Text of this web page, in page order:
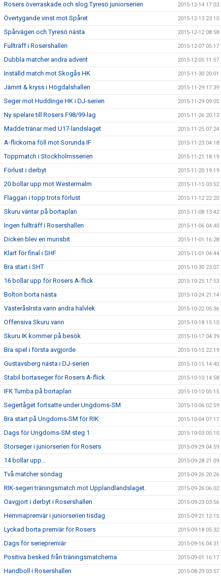
Rosers överraskade och slog Tyresö juniorserien 2015-12-14 17:03
Övertygande vinst mot Spåret 2015-12-13 23:10
Spårvägen och Tyresö nästa 2015-12-12 08:58
Fullträff i Rosershallen 2015-12-07 05:17
Dubbla matcher andra advent 2015-12-05 11:57
Inställd match mot Skogås HK 2015-11-30 20:01
Jämnt & kryss i Högdalshallen 2015-11-29 17:39
Seger mot Huddinge HK i DJ-serien 2015-11-29 09:05
Ny spelare till Rosers F98/99-lag 2015-11-26 20:13
Madde tränar med U17-landslaget 2015-11-25 07:24
A-flickorna föll mot Sorunda IF 2015-11-23 04:18
Toppmatch i Stockholmsserien 2015-11-21 18:19
Förlust i derbyt 2015-11-20 19:19
20 bollar upp mot Westermalm 2015-11-15 03:52
Flaggan i topp trots förlust 2015-11-12 22:20
Skuru väntar på bortaplan 2015-11-08 13:42
Ingen fullträff i Rosershallen 2015-11-06 04:40
Dicken blev en munsbit 2015-11-01 16:28
Klart för final i SHF 2015-11-01 04:44
Bra start i SHT 2015-10-30 23:07
16 bollar upp för Rosers A-flick 2015-10-25 17:53
Bolton borta nästa 2015-10-24 21:14
VästeråsIrsta vann andra halvlek 2015-10-22 05:36
Offensiva Skuru vann 2015-10-18 15:10
Skuru IK kommer på besök 2015-10-17 04:39
Bra spel i första avgjorde 2015-10-15 22:19
Gustavsberg nästa i DJ-serien 2015-10-15 14:40
Stabil bortaseger för Rosers A-flick 2015-10-10 14:58
IFK Tumba på bortaplan 2015-10-10 05:15
Segertåget fortsatte under Ungdoms-SM 2015-10-06 02:59
Bra start på Ungdoms-SM för RIK 2015-10-04 07:17
Dags för Ungdoms-SM steg 1 2015-10-03 05:10
Storseger i juniorserien för Rosers 2015-09-29 04:59
14 bollar upp... 2015-09-28 21:09
Två matcher söndag 2015-09-26 20:26
RIK-segeri träningsmatch mot Upplandlandslaget. 2015-09-26 06:02
Oavgjort i derbyt i Rosershallen 2015-09-23 03:56
Hemmapremiär i juniorserien tisdag 2015-09-21 12:15
Lyckad borta premiär för Rosers 2015-09-18 05:32
Dags för seriepremiär 2015-09-16 04:31
Positiva besked från träningsmatcherna 2015-09-01 16:17
Handboll i Rosershallen 2015-08-29 03:57